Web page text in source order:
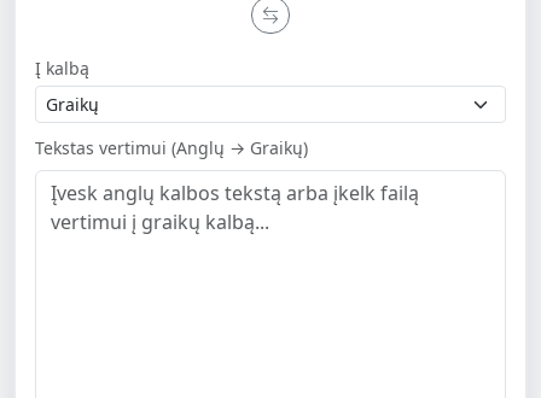
Į kalbą
Tekstas vertimui (Anglų → Graikų)